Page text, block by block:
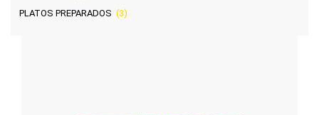
PLATOS PREPARADOS (3)